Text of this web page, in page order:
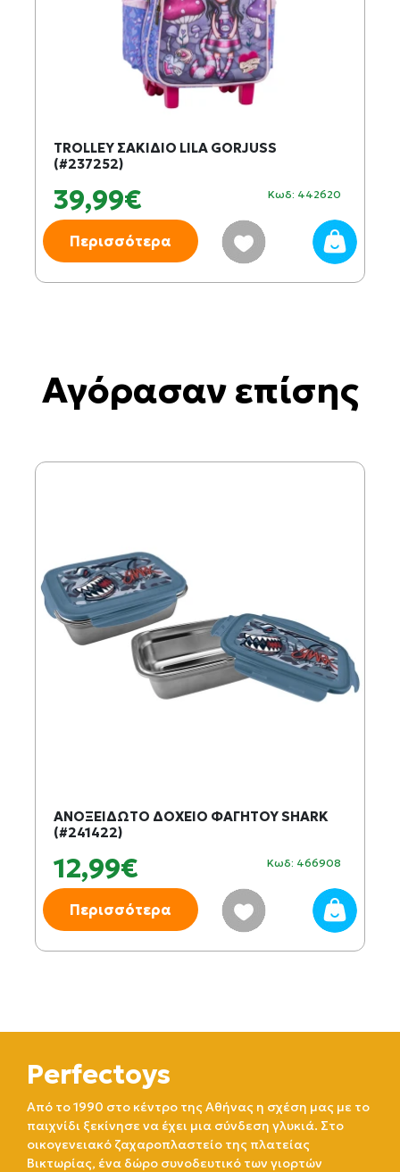
TROLLEY ΣΑΚΙΔΙΟ LILA GORJUSS
(#237252)
39,99€ Κωδ: 442620
Περισσότερα
Αγόρασαν επίσης
ΑΝΟΞΕΙΔΩΤΟ ΔΟΧΕΙΟ ΦΑΓΗΤΟΥ SHARK
(#241422)
12,99€ Κωδ: 466908
Περισσότερα
Perfectoys
Από το 1990 στο κέντρο της Αθήνας η σχέση μας με το
παιχνίδι ξεκίνησε να έχει μια σύνδεση γλυκιά. Στο
οικογενειακό ζαχαροπλαστείο της πλατείας
Βικτωρίας, ένα δώρο συνοδευτικό των γιορτών